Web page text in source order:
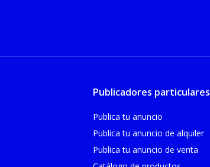
Publicadores particulares
Publica tu anuncio
Publica tu anuncio de alquiler
Publica tu anuncio de venta